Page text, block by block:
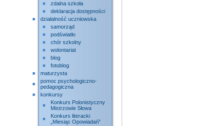
zdalna szkoła
deklaracja dostępności
działalność uczniowska
samorząd
podświatło
chór szkolny
wolontariat
blog
fotoblog
maturzysta
pomoc psychologiczno-
pedagogiczna
konkursy
Konkurs Polonistyczny
Mistrzowie Słowa
Konkurs literacki
„Miesiąc Opowiadań”